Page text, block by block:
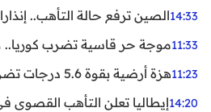
14:33الصين ترفع حالة التأهب..
11:33موجة حر قاسية تضرب كوريا..
11:23هزة أرضية بقوة 5.6 درجات تضرب مصر
14:20إيطاليا تعلن التأهب القصوى في 23 مدينة بسبب موجة حر